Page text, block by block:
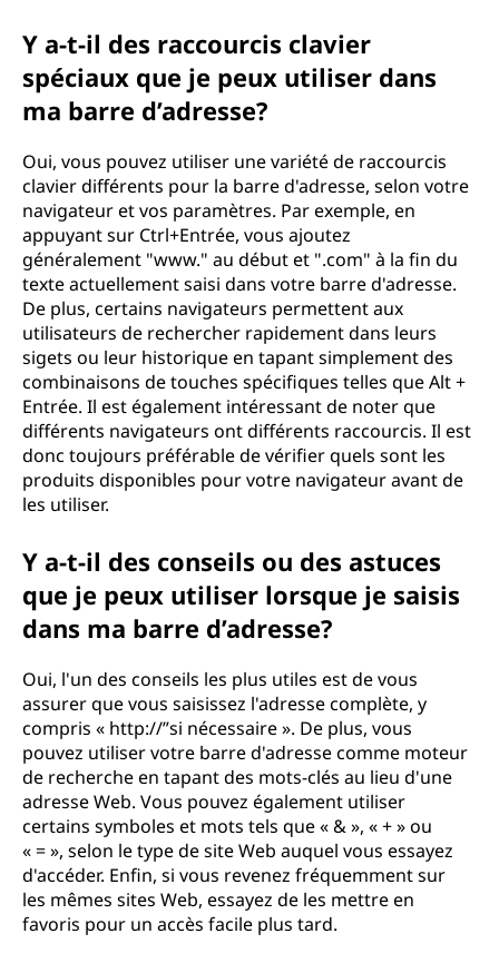
Y a-t-il des raccourcis clavier
spéciaux que je peux utiliser dans
ma barre d’adresse?
Oui, vous pouvez utiliser une variété de raccourcis
clavier différents pour la barre d'adresse, selon votre
navigateur et vos paramètres. Par exemple, en
appuyant sur Ctrl+Entrée, vous ajoutez
généralement "www." au début et ".com" à la fin du
texte actuellement saisi dans votre barre d'adresse.
De plus, certains navigateurs permettent aux
utilisateurs de rechercher rapidement dans leurs
sigets ou leur historique en tapant simplement des
combinaisons de touches spécifiques telles que Alt +
Entrée. Il est également intéressant de noter que
différents navigateurs ont différents raccourcis. Il est
donc toujours préférable de vérifier quels sont les
produits disponibles pour votre navigateur avant de
les utiliser.
Y a-t-il des conseils ou des astuces
que je peux utiliser lorsque je saisis
dans ma barre d’adresse?
Oui, l'un des conseils les plus utiles est de vous
assurer que vous saisissez l'adresse complète, y
compris « http://”si nécessaire ». De plus, vous
pouvez utiliser votre barre d'adresse comme moteur
de recherche en tapant des mots-clés au lieu d'une
adresse Web. Vous pouvez également utiliser
certains symboles et mots tels que « & », « + » ou
« = », selon le type de site Web auquel vous essayez
d'accéder. Enfin, si vous revenez fréquemment sur
les mêmes sites Web, essayez de les mettre en
favoris pour un accès facile plus tard.